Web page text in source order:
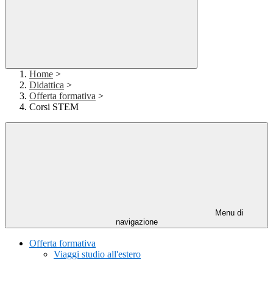
Home >
Didattica >
Offerta formativa >
Corsi STEM
Menu di
navigazione
Offerta formativa
Viaggi studio all'estero